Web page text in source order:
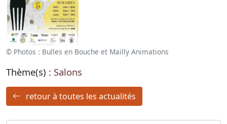
© Photos : Bulles en Bouche et Mailly Animations
Thème(s) : Salons
retour à toutes les actualités